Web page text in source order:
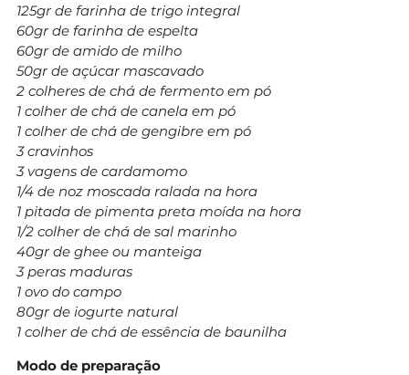
125gr de farinha de trigo integral
60gr de farinha de espelta
60gr de amido de milho
50gr de açúcar mascavado
2 colheres de chá de fermento em pó
1 colher de chá de canela em pó
1 colher de chá de gengibre em pó
3 cravinhos
3 vagens de cardamomo
1/4 de noz moscada ralada na hora
1 pitada de pimenta preta moída na hora
1/2 colher de chá de sal marinho
40gr de ghee ou manteiga
3 peras maduras
1 ovo do campo
80gr de iogurte natural
1 colher de chá de essência de baunilha
Modo de preparação